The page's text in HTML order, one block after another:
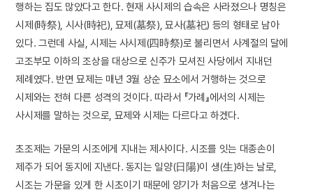
행하는 집도 많았다고 한다. 현재 사시제의 습속은 사라졌으나 명칭은
시제(時祭), 시사(時祀), 묘제(墓祭), 묘사(墓祀) 등의 형태로 남아
있다. 그런데 사실, 시제는 사시제(四時祭)로 불리면서 사계절의 달에
고조부모 이하의 조상을 대상으로 신주가 모셔진 사당에서 지내던
제례였다. 반면 묘제는 매년 3월 상순 묘소에서 거행하는 것으로
시제와는 전혀 다른 성격의 것이다. 따라서 『가례』에서의 시제는
사시제를 말하는 것으로, 묘제와 시제는 다르다고 하겠다.
초조제는 가문의 시조에게 지내는 제사이다. 시조를 잇는 대종손이
제주가 되어 동지에 지낸다. 동지는 일양(日陽)이 생(生)하는 날로,
시조는 가문을 있게 한 시초이기 때문에 양기가 처음으로 생겨나는